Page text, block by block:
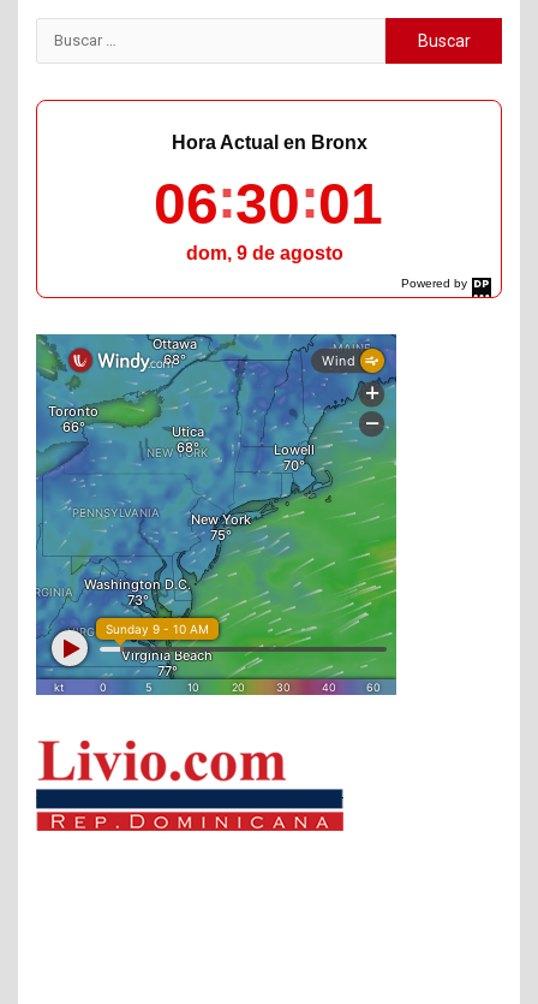
Buscar:
Powered by
DaysPedia.com
Hora Actual en Bronx
06 30 02
dom, 9 de agosto